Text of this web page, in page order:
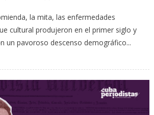
la mita, las enfermedades
cultural produjeron en el primer siglo y
un pavoroso descenso demográfico...